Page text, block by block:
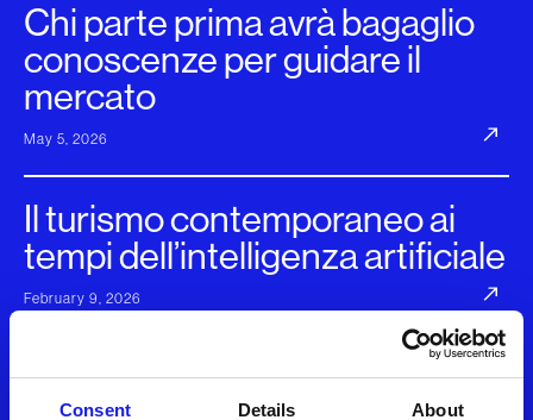
Consent Details About
Chi parte prima avrà bagaglio
conoscenze per guidare il
mercato
May 5, 2026
Il turismo contemporaneo ai
tempi dell’intelligenza artificiale
February 9, 2026
L'AI Made in Italy - Fiven alla BIT